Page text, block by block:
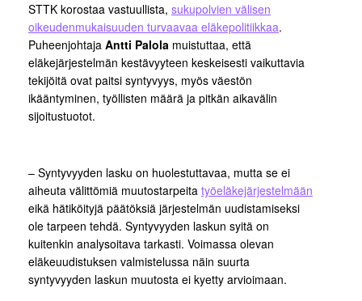
STTK korostaa vastuullista, sukupolvien välisen
oikeudenmukaisuuden turvaavaa eläkepolitiikkaa.
Puheenjohtaja Antti Palola muistuttaa, että
eläkejärjestelmän kestävyyteen keskeisesti vaikuttavia
tekijöitä ovat paitsi syntyvyys, myös väestön
ikääntyminen, työllisten määrä ja pitkän aikavälin
sijoitustuotot.
– Syntyvyyden lasku on huolestuttavaa, mutta se ei
aiheuta välittömiä muutostarpeita työeläkejärjestelmään
eikä hätiköityjä päätöksiä järjestelmän uudistamiseksi
ole tarpeen tehdä. Syntyvyyden laskun syitä on
kuitenkin analysoitava tarkasti. Voimassa olevan
eläkeuudistuksen valmistelussa näin suurta
syntyvyyden laskun muutosta ei kyetty arvioimaan.